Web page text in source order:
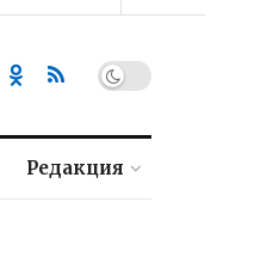
Редакция